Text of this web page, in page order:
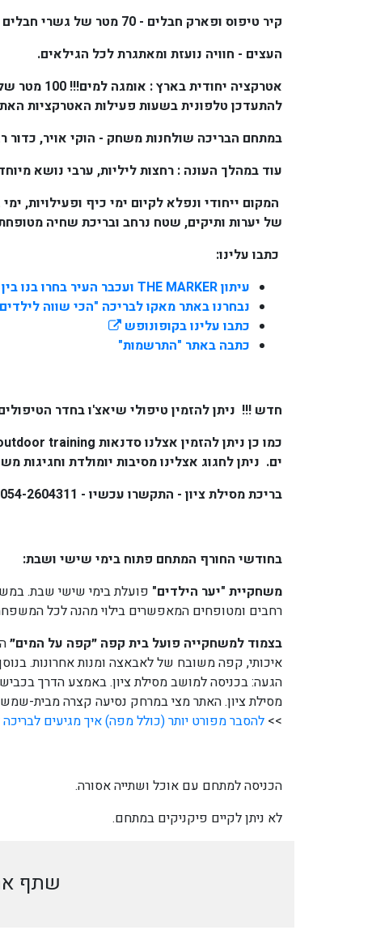
קיר טיפוס ופארק חבלים - 70 מטר של גשרי חבלים בגובה 8 מטר בין צמרות
העצים - חוויה נועזת ומאתגרת לכל הגילאים.
להתעדכן טלפונית בשעות פעילות האטרקציות
במתחם הבריכה שולחנות משחק - הוקי אויר, כדור
עוד במהלך העונה : רחצות ליליות, ערבי נושא
של יערות ותיקים, שטח נרחב ובריכת שחיה
כתבו עלינו:
עיתון THE MARKER ועכבר העיר בחרו בנו בין 10 הבריכות המומלצות של קיץ 2010
נבחרנו באתר מאקו לבריכה "הכי שווה
כתבו עלינו בקופונופש
כתבה באתר "התרשמות"
חדש !!! ניתן להזמין טיפולי שיאצ'ו בחדר
ים. ניתן לחגוג אצלינו מסיבות יומולדת וחגיגות
בריכת מסילת ציון - התקשרו עכשיו - 054-2604311.
בחודשי החורף המתחם פתוח בימי שישי ושבת:
משחקיית "יער הילדים" פועלת בימי שישי שבת.
רחבים ומטופחים המאפשרים בילוי מהנה לכל
בצמוד למשחקייה פועל בית קפה ״קפה על המים״
איכותי, קפה משובח של לאבאצה ומנות אחרונות.
מסילת ציון. האתר מצי במרחק נסיעה קצרה מבית-
>> להסבר מפורט יותר (כולל מפה)איך מגיעים
הכניסה למתחם עם אוכל ושתייה אסורה.
לא ניתן לקיים פיקניקים במתחם.
שתף